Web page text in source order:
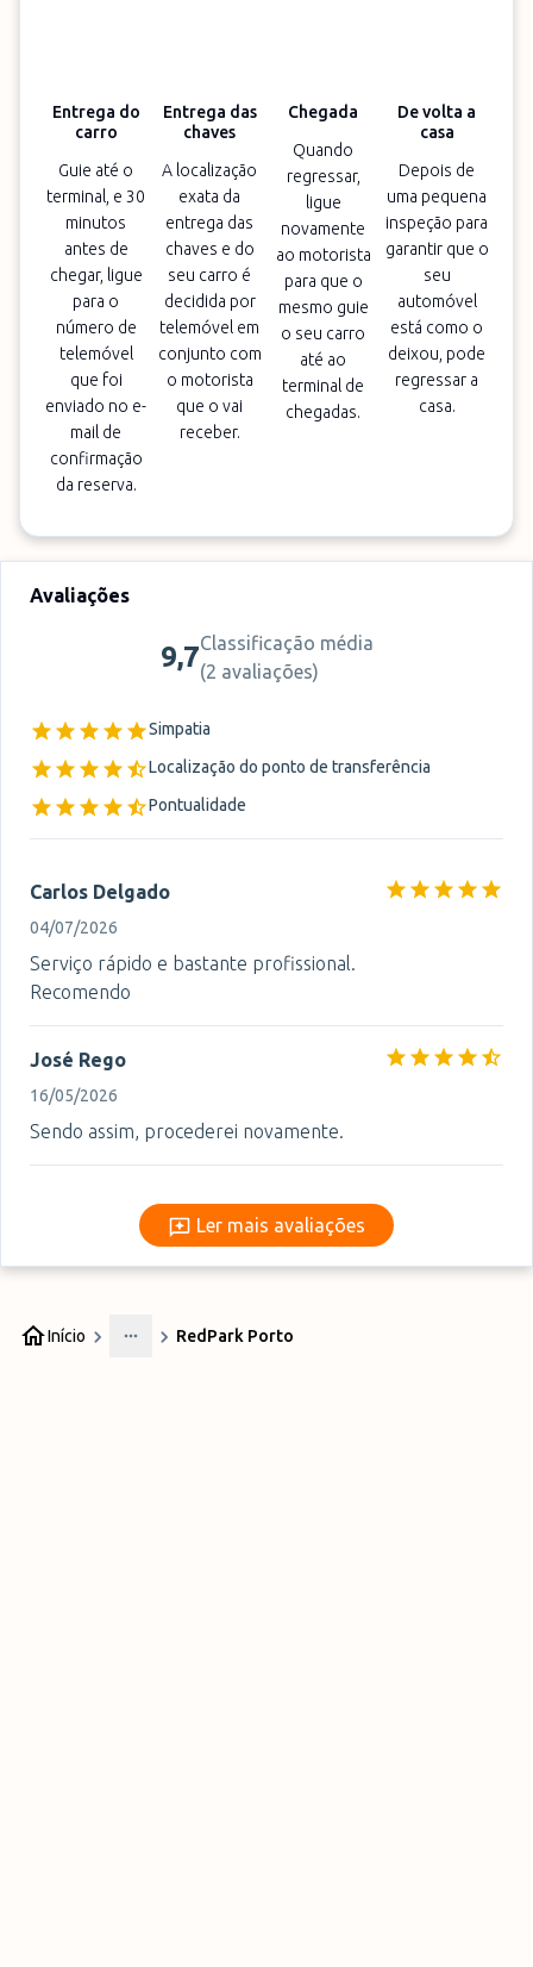
Entrega do
carro
Guie até o
terminal, e 30
minutos
antes de
chegar, ligue
para o
número de
telemóvel
que foi
enviado no e-
mail de
confirmação
da reserva.
Entrega das
chaves
A localização
exata da
entrega das
chaves e do
seu carro é
decidida por
telemóvel em
conjunto com
o motorista
que o vai
receber.
Chegada
Quando
regressar,
ligue
novamente
ao motorista
para que o
mesmo guie
o seu carro
até ao
terminal de
chegadas.
De volta a
casa
Depois de
uma pequena
inspeção para
garantir que o
seu
automóvel
está como o
deixou, pode
regressar a
casa.
Avaliações
9,7Classificação média
(2 avaliações)
Simpatia
Localização do ponto de transferência
Pontualidade
Carlos Delgado
04/07/2026
Serviço rápido e bastante profissional.
Recomendo
José Rego
16/05/2026
Sendo assim, procederei novamente.
Ler mais avaliações
Ler mais avaliações
Início
More
RedPark Porto